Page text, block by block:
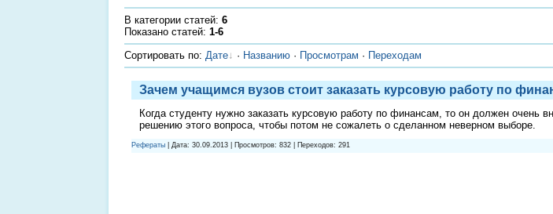
В категории статей: 6
Показано статей: 1-6
Сортировать по: Дате · Названию · Просмотрам · Переходам
Зачем учащимся вузов стоит заказать курсовую работу по
Когда студенту нужно заказать курсовую работу по финансам, то он должен очень
решению этого вопроса, чтобы потом не сожалеть о сделанном неверном выборе.
Рефераты | Дата: 30.09.2013 | Просмотров: 832 | Переходов: 291